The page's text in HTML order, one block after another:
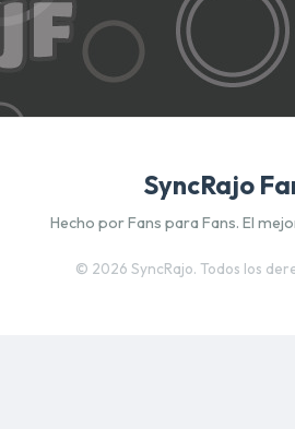
SyncRajo
Hecho por Fans para Fans. El
© 2026 SyncRajo. Todos los